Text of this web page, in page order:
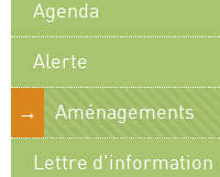
Agenda
Alerte
Aménagements
Lettre d'information